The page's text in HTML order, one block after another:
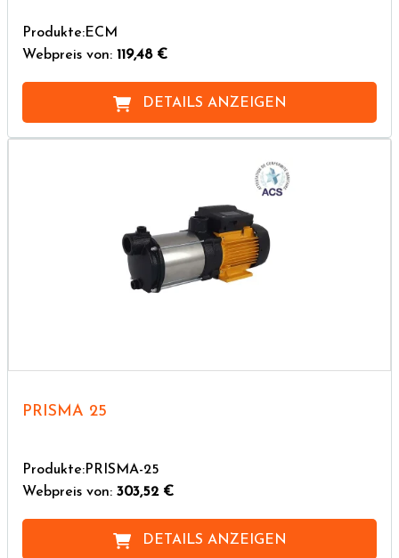
Produkte:ECM
Webpreis von: 119,48 €
DETAILS ANZEIGEN
PRISMA 25
Produkte:PRISMA-25
Webpreis von: 303,52 €
DETAILS ANZEIGEN